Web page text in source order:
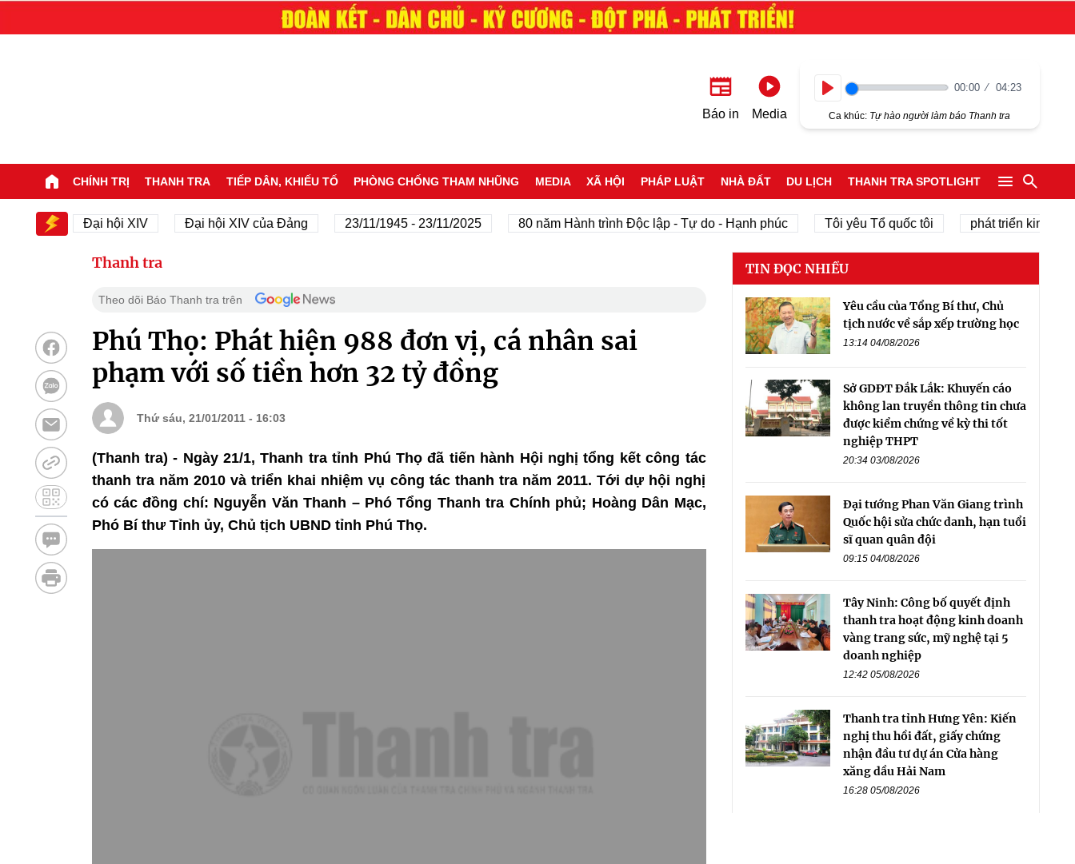
Báo in Media
00:00 04:23
Ca khúc: Tự hào người làm báo Thanh tra
CHÍNH TRỊ THANH TRA TIẾP DÂN, KHIẾU TỐ PHÒNG CHỐNG THAM NHŨNG MEDIA XÃ HỘI PHÁP LUẬT NHÀ ĐẤT DU LỊCH THANH TRA SPOTLIGHT
Đại hội XIV Đại hội XIV của Đảng 23/11/1945 - 23/11/2025 80 năm Hành trình Độc lập - Tự do - Hạnh phúc Tôi yêu Tổ quốc tôi phát triển kinh tế tư nhân
Thanh tra
Theo dõi Báo Thanh tra trên
Phú Thọ: Phát hiện 988 đơn vị, cá nhân sai
phạm với số tiền hơn 32 tỷ đồng
Thứ sáu, 21/01/2011 - 16:03
(Thanh tra) - Ngày 21/1, Thanh tra tỉnh Phú Thọ đã tiến hành Hội nghị tổng kết công tác
thanh tra năm 2010 và triển khai nhiệm vụ công tác thanh tra năm 2011. Tới dự hội nghị
có các đồng chí: Nguyễn Văn Thanh – Phó Tổng Thanh tra Chính phủ; Hoàng Dân Mạc,
Phó Bí thư Tỉnh ủy, Chủ tịch UBND tỉnh Phú Thọ.
TIN ĐỌC NHIỀU
Yêu cầu của Tổng Bí thư, Chủ
tịch nước về sắp xếp trường học
13:14 04/08/2026
Sở GDĐT Đắk Lắk: Khuyến cáo
không lan truyền thông tin chưa
được kiểm chứng về kỳ thi tốt
nghiệp THPT
20:34 03/08/2026
Đại tướng Phan Văn Giang trình
Quốc hội sửa chức danh, hạn tuổi
sĩ quan quân đội
09:15 04/08/2026
Tây Ninh: Công bố quyết định
thanh tra hoạt động kinh doanh
vàng trang sức, mỹ nghệ tại 5
doanh nghiệp
12:42 05/08/2026
Thanh tra tỉnh Hưng Yên: Kiến
nghị thu hồi đất, giấy chứng
nhận đầu tư dự án Cửa hàng
xăng dầu Hải Nam
16:28 05/08/2026